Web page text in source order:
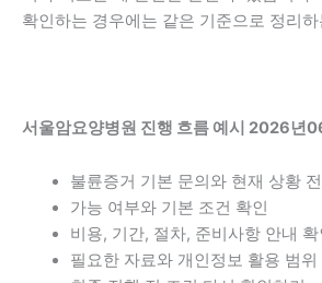
확인하는 경우에는 같은 기준으로 정리
서울암요양병원 진행 흐름 예시 2026년
불륜증거 기본 문의와 현재 상황
가능 여부와 기본 조건 확인
비용, 기간, 절차, 준비사항 안내 확
필요한 자료와 개인정보 활용 범위